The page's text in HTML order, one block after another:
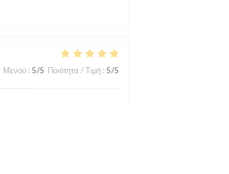
Μενού : 5/5 Ποιότητα / Τιμή : 5/5